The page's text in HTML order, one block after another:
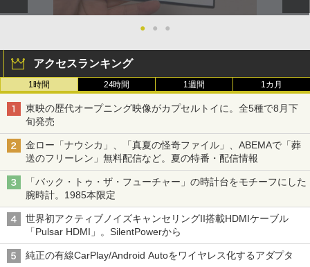
● ● ●
アクセスランキング
1時間 24時間 1週間 1カ月
東映の歴代オープニング映像がカプセルトイに。全5種で8月下
旬発売
金ロー「ナウシカ」、「真夏の怪奇ファイル」、ABEMAで「葬
送のフリーレン」無料配信など。夏の特番・配信情報
「バック・トゥ・ザ・フューチャー」の時計台をモチーフにした
腕時計。1985本限定
世界初アクティブノイズキャンセリングII搭載HDMIケーブル
「Pulsar HDMI」。SilentPowerから
純正の有線CarPlay/Android Autoをワイヤレス化するアダプタ